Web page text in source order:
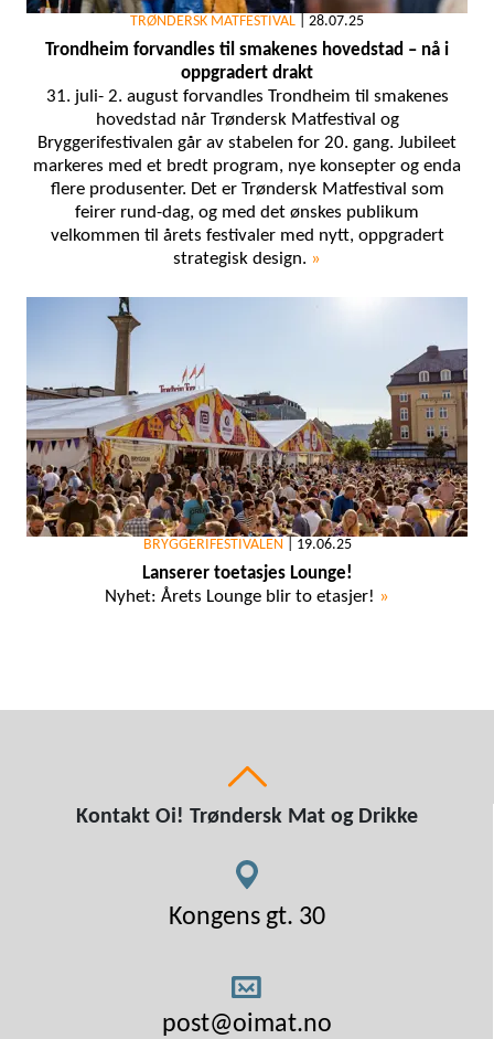
TRØNDERSK MATFESTIVAL 28.07.25
Trondheim forvandles til smakenes hovedstad – nå i
oppgradert drakt
31. juli- 2. august forvandles Trondheim til smakenes
hovedstad når Trøndersk Matfestival og
Bryggerifestivalen går av stabelen for 20. gang. Jubileet
markeres med et bredt program, nye konsepter og enda
flere produsenter. Det er Trøndersk Matfestival som
feirer rund-dag, og med det ønskes publikum
velkommen til årets festivaler med nytt, oppgradert
strategisk design. »
BRYGGERIFESTIVALEN 19.06.25
Lanserer toetasjes Lounge!
Nyhet: Årets Lounge blir to etasjer! »
Kontakt Oi! Trøndersk Mat og Drikke
Kongens gt. 30
post@oimat.no